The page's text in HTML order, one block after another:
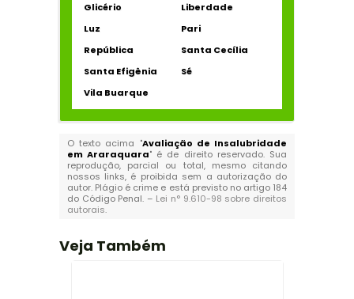
Glicério
Liberdade
Luz
Pari
República
Santa Cecília
Santa Efigênia
Sé
Vila Buarque
O texto acima "Avaliação de Insalubridade
em Araraquara" é de direito reservado. Sua
reprodução, parcial ou total, mesmo citando
nossos links, é proibida sem a autorização do
autor. Plágio é crime e está previsto no artigo 184
do Código Penal. – Lei n° 9.610-98 sobre direitos
autorais.
Veja Também